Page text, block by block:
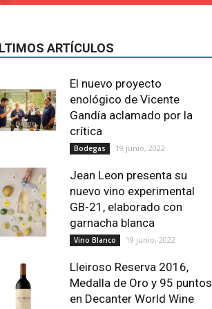
ARTÍCULOS
El nuevo proyecto
enológico de Vicente
Gandía aclamado por la
crítica
Bodegas 19 junio, 2022
Jean Leon presenta su
nuevo vino experimental
GB-21, elaborado con
garnacha blanca
Vino Blanco 19 junio, 2022
Lleiroso Reserva 2016,
Medalla de Oro y 95 puntos
en Decanter World Wine